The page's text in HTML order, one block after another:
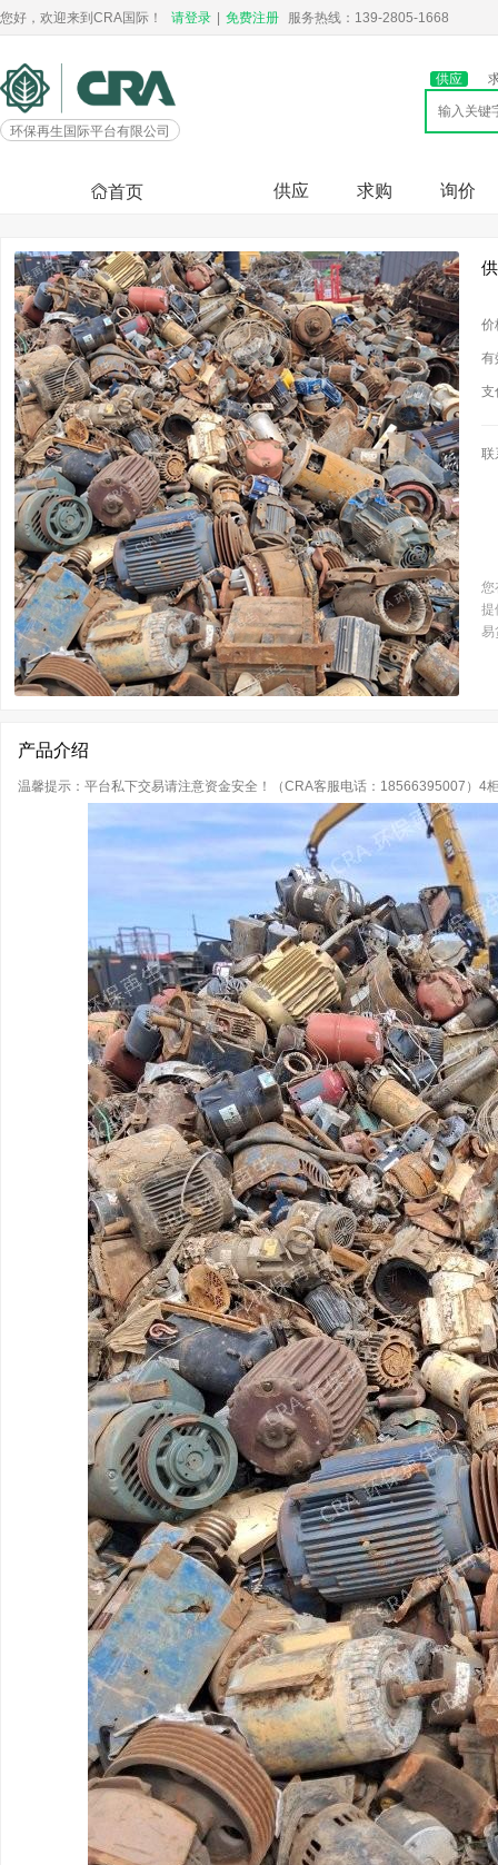
您好，欢迎来到CRA国际！ 请登录 免费注册 服务热线：139-2805-1668
环保再生国际平台有限公司
供应
首页 供应 求购 询价
价
有
支
联
您
提
易
产品介绍
温馨提示：平台私下交易请注意资金安全！（CRA客服电话：18566395007）4